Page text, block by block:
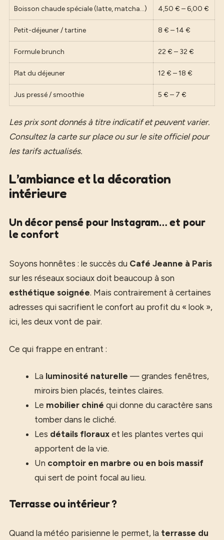
Boisson chaude spéciale (latte, matcha…) 4,50 € – 6,00 €
Petit-déjeuner / tartine 8 € – 14 €
Formule brunch 22 € – 32 €
Plat du déjeuner 12 € – 18 €
Jus pressé / smoothie 5 € – 7 €
Les prix sont donnés à titre indicatif et peuvent varier.
Consultez la carte sur place ou sur le site officiel pour
les tarifs actualisés.
L’ambiance et la décoration
intérieure
Un décor pensé pour Instagram… et pour
le confort
Soyons honnêtes : le succès du Café Jeanne à Paris
sur les réseaux sociaux doit beaucoup à son
esthétique soignée. Mais contrairement à certaines
adresses qui sacrifient le confort au profit du « look »,
ici, les deux vont de pair.
Ce qui frappe en entrant :
La luminosité naturelle — grandes fenêtres,
miroirs bien placés, teintes claires.
Le mobilier chiné qui donne du caractère sans
tomber dans le cliché.
Les détails floraux et les plantes vertes qui
apportent de la vie.
Un comptoir en marbre ou en bois massif
qui sert de point focal au lieu.
Terrasse ou intérieur ?
Quand la météo parisienne le permet, la terrasse du